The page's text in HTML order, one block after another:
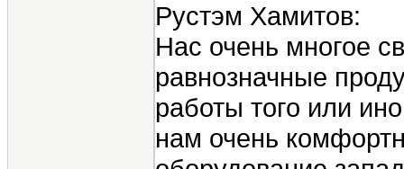
Рустэм Хамитов:
Нас очень многое
равнозначные
работы того или
нам очень